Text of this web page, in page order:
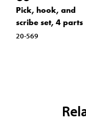
Pick, hook, and
scribe set, 4 parts
20-569